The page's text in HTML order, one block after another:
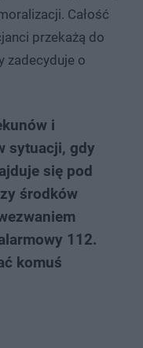
Całość
przekażą do
zadecyduje o
i
sytuacji, gdy
się pod
środków
112.
komuś